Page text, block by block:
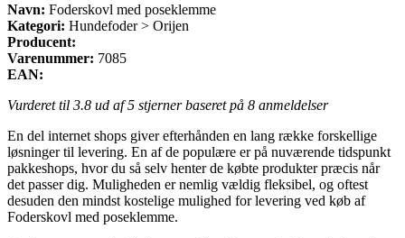
Navn: Foderskovl med poseklemme
Kategori: Hundefoder > Orijen
Producent:
Varenummer: 7085
EAN:
Vurderet til 3.8 ud af 5 stjerner baseret på 8 anmeldelser
En del internet shops giver efterhånden en lang række forskellige
løsninger til levering. En af de populære er på nuværende tidspunkt
pakkeshops, hvor du så selv henter de købte produkter præcis når
det passer dig. Muligheden er nemlig vældig fleksibel, og oftest
desuden den mindst kostelige mulighed for levering ved køb af
Foderskovl med poseklemme.